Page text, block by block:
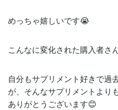
めっちゃ嬉しいです😭
こんなに変化された購入者さ
自分もサプリメント好きで過
が、そんなサプリメントより
ありがとうございます😊